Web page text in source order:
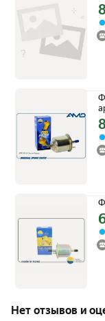
Нет отзывов и